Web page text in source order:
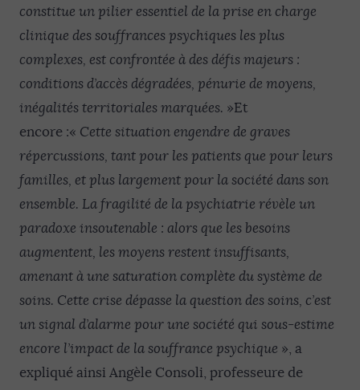
constitue un pilier essentiel de la prise en charge
clinique des souffrances psychiques les plus
complexes, est confrontée à des défis majeurs :
conditions d’accès dégradées, pénurie de moyens,
inégalités territoriales marquées. »Et
encore :« Cette situation engendre de graves
répercussions, tant pour les patients que pour leurs
familles, et plus largement pour la société dans son
ensemble. La fragilité de la psychiatrie révèle un
paradoxe insoutenable : alors que les besoins
augmentent, les moyens restent insuffisants,
amenant à une saturation complète du système de
soins. Cette crise dépasse la question des soins, c’est
un signal d’alarme pour une société qui sous-estime
encore l’impact de la souffrance psychique », a
expliqué ainsi Angèle Consoli, professeure de